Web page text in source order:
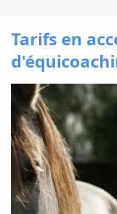
Tarifs en